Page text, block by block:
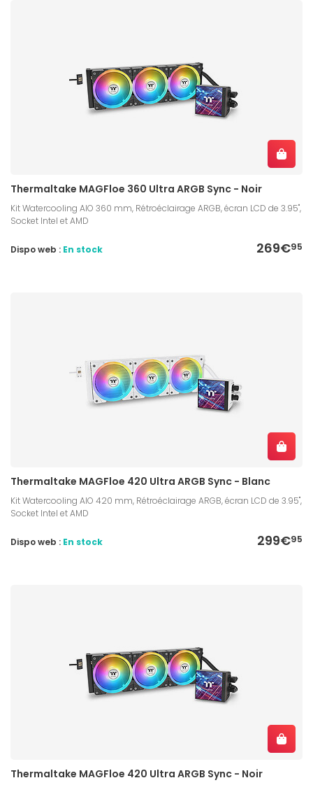
Thermaltake MAGFloe 360 Ultra ARGB Sync - Noir
Kit Watercooling AIO 360 mm, Rétroéclairage ARGB, écran LCD de 3.95",
Socket Intel et AMD
269€95
Dispo web : En stock
Thermaltake MAGFloe 420 Ultra ARGB Sync - Blanc
Kit Watercooling AIO 420 mm, Rétroéclairage ARGB, écran LCD de 3.95",
Socket Intel et AMD
299€95
Dispo web : En stock
Thermaltake MAGFloe 420 Ultra ARGB Sync - Noir